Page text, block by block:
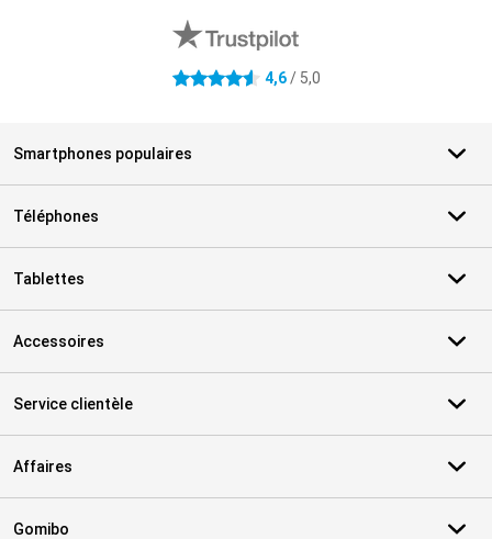
4.6 étoiles 4,6/ 5,0
Smartphones populaires
Téléphones
Tablettes
Accessoires
Service clientèle
Affaires
Gomibo